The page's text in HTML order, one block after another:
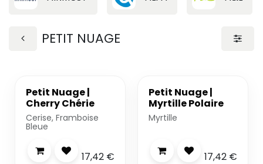
PETIT NUAGE
Petit Nuage |
Cherry Chérie
Cerise, Framboise
Bleue
17,42€
Petit Nuage |
Myrtille Polaire
Myrtille
17,42€